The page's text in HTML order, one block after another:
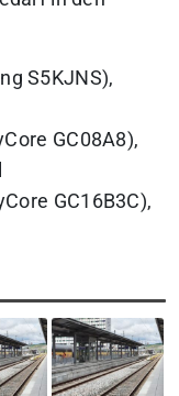
S5KJNS),
GC08A8),
GC16B3C),